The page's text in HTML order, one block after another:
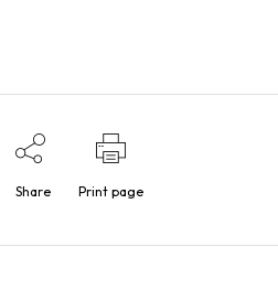
Share Print page